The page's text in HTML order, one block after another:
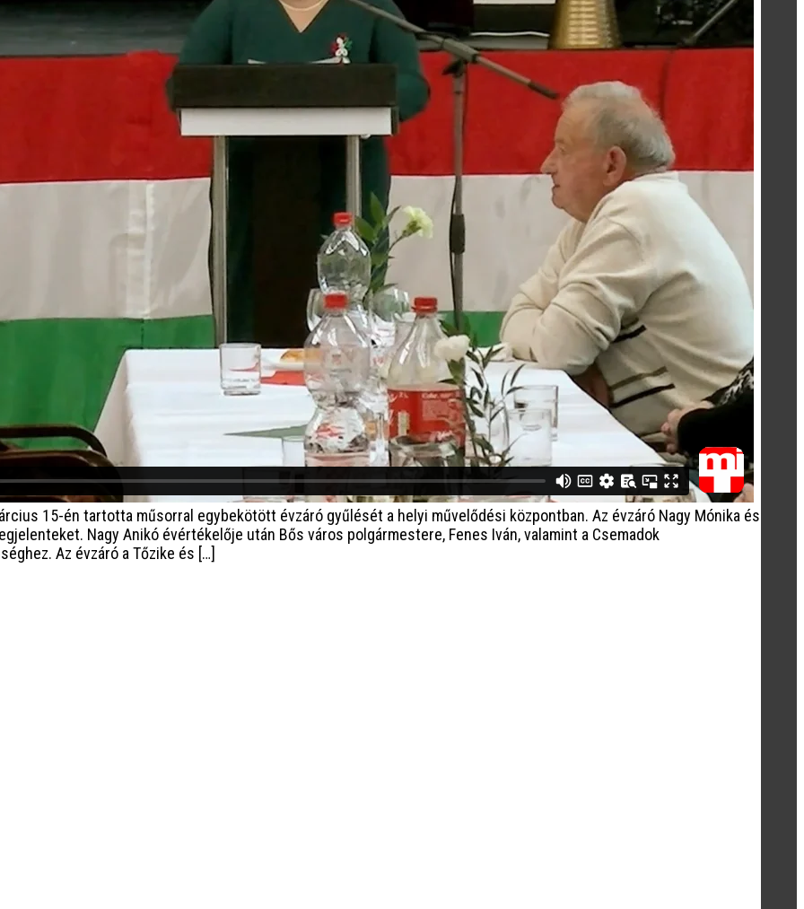
15-én tartotta műsorral egybekötött évzáró gyűlését a helyi művelődési központban. Az évzáró Nagy Mónika és
Nagy Anikó évértékelője után Bős város polgármestere, Fenes Iván, valamint a Csemadok
Az évzáró a Tőzike és […]